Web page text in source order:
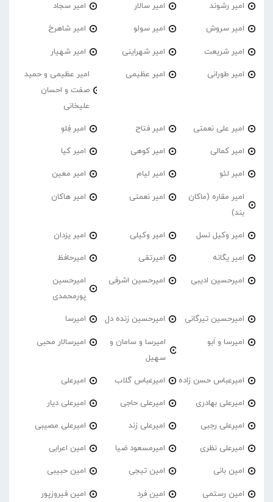
امیر رشوند امیر سالار امیر سجاد
امیر سروش امیر سولو امیر شاهرخ
امیر شریعت امیر شهراینی امیر شهیار
امیر طورانی امیر عظیمی
امیر عظیمی و حمید
صفت و احسان
علیخانی
امیر علی نعمتی امیر فتاح امیر فِلو
امیر کمالی امیر کوهی امیر کیا
امیر لئو امیر لیام امیر معین
امیر مقاره (ماکان
بند)
امیر نعمتی امیر هاکان
امیر وکیل نسل امیر وکیلی امیر یزدان
امیر یگانه امیرتقی امیرحافظ
امیرحسین ادیبی امیرحسین اشرفی
امیرحسین
پورمحمدی
امیرحسین تیرگانی امیرحسین زنده دل امیرسا
امیرسا و اَبو
امیرسا و سامان و
سهیل
امیرسالار محبی
امیرعباس حسن زاده امیرعباس گلاب امیرعلی
امیرعلی بهادری امیرعلی حاجی امیرعلی دیار
امیرعلی رجبی امیرعلی زند امیرعلی مصیبی
امیرعلی نظری امیرمسعود ضیا امین اعرابی
امین بانی امین تیجی امین حبیبی
امین رستمی امین فرد امین فیروزپور